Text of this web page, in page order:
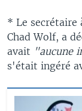
* Le secrétaire
Chad Wolf, a
avait "aucune
s'était ingéré